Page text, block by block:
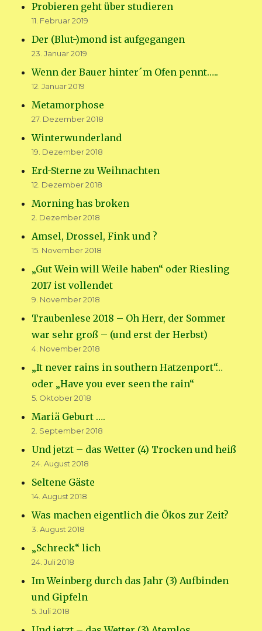
Probieren geht über studieren
11. Februar 2019
Der (Blut-)mond ist aufgegangen
23. Januar 2019
Wenn der Bauer hinter´m Ofen pennt…..
12. Januar 2019
Metamorphose
27. Dezember 2018
Winterwunderland
19. Dezember 2018
Erd-Sterne zu Weihnachten
12. Dezember 2018
Morning has broken
2. Dezember 2018
Amsel, Drossel, Fink und ?
15. November 2018
„Gut Wein will Weile haben“ oder Riesling
2017 ist vollendet
9. November 2018
Traubenlese 2018 – Oh Herr, der Sommer
war sehr groß – (und erst der Herbst)
4. November 2018
„It never rains in southern Hatzenport“…
oder „Have you ever seen the rain“
5. Oktober 2018
Mariä Geburt ….
2. September 2018
Und jetzt – das Wetter (4) Trocken und heiß
24. August 2018
Seltene Gäste
14. August 2018
Was machen eigentlich die Ökos zur Zeit?
3. August 2018
„Schreck“ lich
24. Juli 2018
Im Weinberg durch das Jahr (3) Aufbinden
und Gipfeln
5. Juli 2018